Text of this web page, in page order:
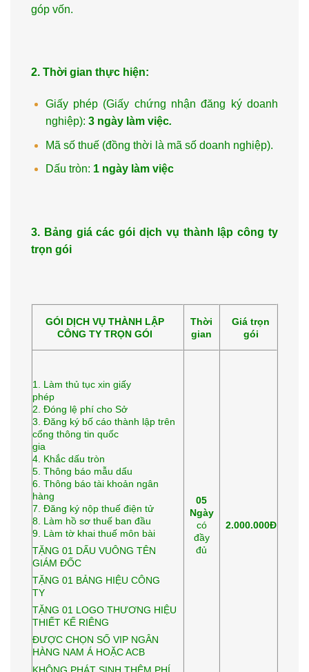
góp vốn.
2. Thời gian thực hiện:
Giấy phép (Giấy chứng nhận đăng ký doanh
nghiệp): 3 ngày làm việc.
Mã số thuế (đồng thời là mã số doanh nghiệp).
Dấu tròn: 1 ngày làm việc
3. Bảng giá các gói dịch vụ thành lập công ty
trọn gói
GÓI DỊCH VỤ THÀNH LẬP
CÔNG TY TRỌN GÓI
Thời
gian
Giá trọn
gói
1. Làm thủ tục xin giấy
phép
2. Đóng lệ phí cho Sở
3. Đăng ký bố cáo thành lập trên
cổng thông tin quốc
gia
4. Khắc dấu tròn
5. Thông báo mẫu dấu
6. Thông báo tài khoản ngân
hàng
7. Đăng ký nộp thuế điện tử
8. Làm hồ sơ thuế ban đầu
9. Làm tờ khai thuế môn bài
TẶNG 01 DẤU VUÔNG TÊN
GIÁM ĐỐC
TẶNG 01 BẢNG HIỆU CÔNG
TY
TẶNG 01 LOGO THƯƠNG HIỆU
THIẾT KẾ RIÊNG
ĐƯỢC CHỌN SỐ VIP NGÂN
HÀNG NAM Á HOẶC ACB
KHÔNG PHÁT SINH THÊM PHÍ
05
Ngày
có
đầy
đủ
2.000.000Đ